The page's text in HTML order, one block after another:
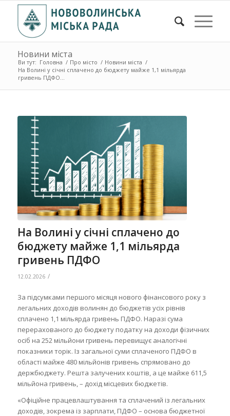
Новини міста
Ви тут: Головна / Про місто / Новини міста /
На Волині у січні сплачено до бюджету майже 1,1 мільярда
гривень ПДФО...
На Волині у січні сплачено до
бюджету майже 1,1 мільярда
гривень ПДФО
12.02.2026 /
За підсумками першого місяця нового фінансового року з
легальних доходів волинян до бюджетів усіх рівнів
сплачено 1,1 мільярда гривень ПДФО. Наразі сума
перерахованого до бюджету податку на доходи фізичних
осіб на 252 мільйони гривень перевищує аналогічні
показники торік. Із загальної суми сплаченого ПДФО в
області майже 480 мільйонів гривень спрямовано до
держбюджету. Решта залучених коштів, а це майже 611,5
мільйона гривень, – дохід місцевих бюджетів.
«Офіційне працевлаштування та сплачений із легальних
доходів, зокрема із зарплати, ПДФО – основа бюджетної